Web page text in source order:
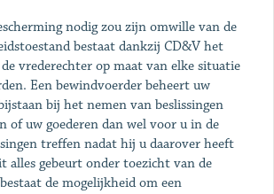
nodig zou zijn omwille van de
bestaat dankzij CD&V het
vrederechter op maat van elke situatie
Een bewindvoerder beheert uw
bij het nemen van beslissingen
of uw goederen dan wel voor u in de
treffen nadat hij u daarover heeft
alles gebeurt onder toezicht van de
de mogelijkheid om een